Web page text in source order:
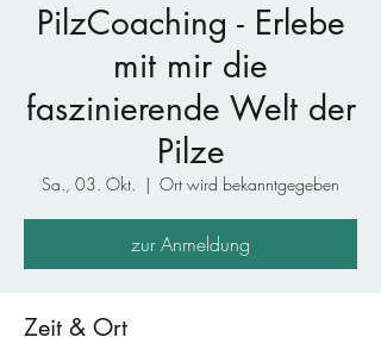
PilzCoaching - Erlebe
mit mir die
faszinierende Welt der
Pilze
Sa., 03. Okt.
  |
Ort wird bekanntgegeben
zur Anmeldung
Zeit & Ort